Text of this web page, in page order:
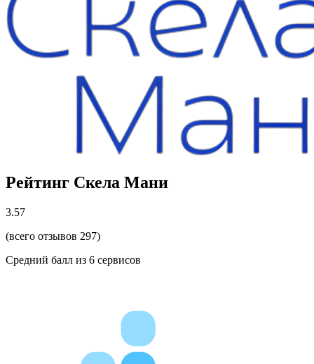
Рейтинг Скела Мани
3.57
(всего отзывов 297)
Средний балл из 6 сервисов